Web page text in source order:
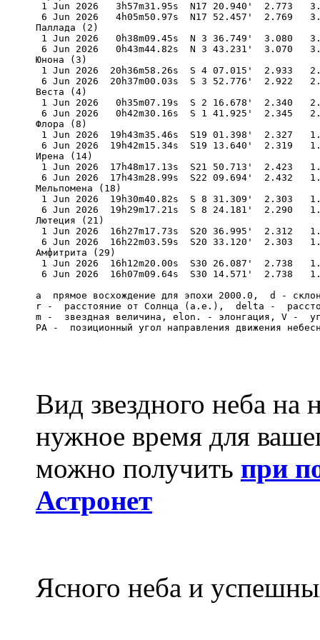
1 Jun 2026   3h57m31.95s  N17 20.940'  2.773
6 Jun 2026   4h05m50.97s  N17 52.457'  2.769
Паллада (2)
1 Jun 2026   0h38m09.45s  N 3 36.749'  3.080
6 Jun 2026   0h43m44.82s  N 3 43.231'  3.070
Юнона (3)
1 Jun 2026  20h36m58.26s  S 4 07.015'  2.933
6 Jun 2026  20h37m00.03s  S 3 52.776'  2.922
Веста (4)
1 Jun 2026   0h35m07.19s  S 2 16.678'  2.340
6 Jun 2026   0h42m30.16s  S 1 41.925'  2.345
Флора (8)
1 Jun 2026  19h43m35.46s  S19 01.398'  2.327
6 Jun 2026  19h42m15.34s  S19 13.640'  2.319
Ирена (14)
1 Jun 2026  17h48m17.13s  S21 50.713'  2.423
6 Jun 2026  17h43m28.99s  S22 09.694'  2.432
Мельпомена (18)
1 Jun 2026  19h30m40.82s  S 8 31.309'  2.303
6 Jun 2026  19h29m17.21s  S 8 24.181'  2.290
Лютеция (21)
1 Jun 2026  16h27m17.73s  S20 36.995'  2.312
6 Jun 2026  16h22m03.59s  S20 33.120'  2.303
Амфитрита (29)
1 Jun 2026  16h12m20.00s  S30 26.087'  2.738
6 Jun 2026  16h07m09.64s  S30 14.571'  2.738
a  прямое восхождение для эпохи 2000.0,  d -
r -  расстояние от Солнца (а.е.),  delta -
m -  звездная величина, elon. - элонгация, V -
Вид звездного неба
нужное время для
можно получить при
Астронет
Ясного неба и